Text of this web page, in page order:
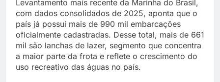
Levantamento mais recente da Marinha do Brasil,
com dados consolidados de 2025, aponta que o
país já possui mais de 990 mil embarcações
oficialmente cadastradas. Desse total, mais de 661
mil são lanchas de lazer, segmento que concentra
a maior parte da frota e reflete o crescimento do
uso recreativo das águas no país.